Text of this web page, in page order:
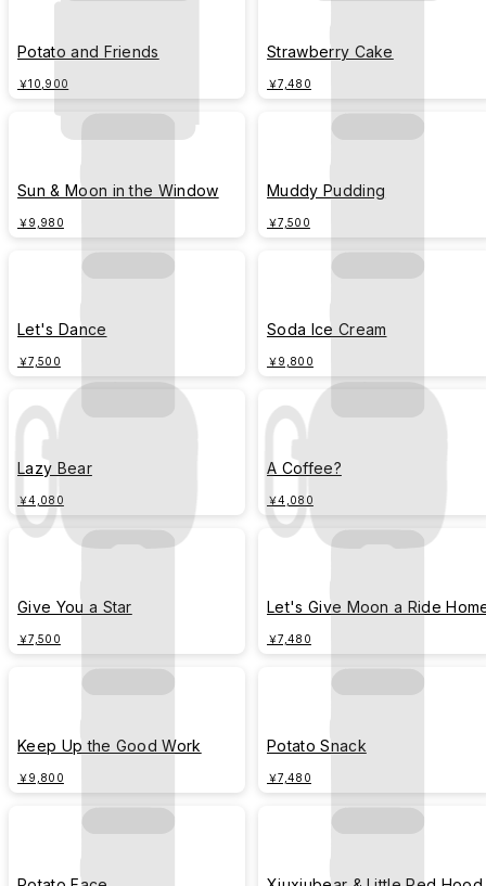
Potato and Friends
￥10,900
Strawberry Cake
￥7,480
Sun & Moon in the Window
￥9,980
Muddy Pudding
￥7,500
Let's Dance
￥7,500
Soda Ice Cream
￥9,800
Lazy Bear
￥4,080
A Coffee?
￥4,080
Give You a Star
￥7,500
Let's Give Moon a Ride
￥7,480
Keep Up the Good Work
￥9,800
Potato Snack
￥7,480